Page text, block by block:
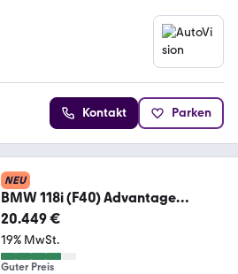
Kontakt Parken
NEU
BMW 118i (F40) Advantage
*LED*Navi*AppleCP*AndroidAu
20.449 €
19% MwSt.
Guter Preis